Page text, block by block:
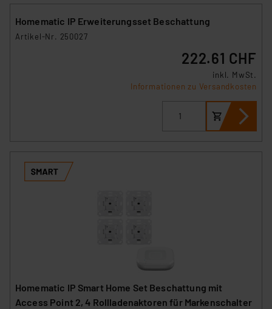
Homematic IP Erweiterungsset Beschattung
Artikel-Nr. 250027
222.61 CHF
inkl. MwSt.
Informationen zu Versandkosten
Homematic IP Smart Home Set Beschattung mit
Access Point 2, 4 Rollladenaktoren für Markenschalter